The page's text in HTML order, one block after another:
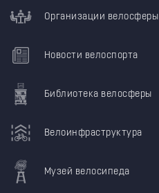
Организации велосферы
Новости велоспорта
Библиотека велосферы
Велоинфраструктура
Музей велосипеда